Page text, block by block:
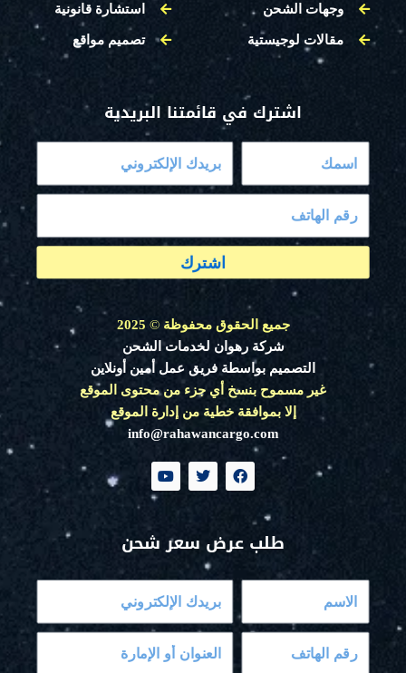
وجهات الشحن
مقالات لوجيستية
استشارة قانونية
تصميم مواقع
اشترك في قائمتنا البريدية
اشترك
جميع الحقوق محفوظة©
2025
شركة رهوان لخدمات الشحن
التصميم بواسطة فريق عمل أمين أونلاين
غير مسموح بنسخ أي جزء من محتوى الموقع
إلا بموافقة خطية من إدارة الموقع
info@rahawancargo.com
F
a
o
o
T
w
e
Y
o
b
e
طلب عرض سعر شحن